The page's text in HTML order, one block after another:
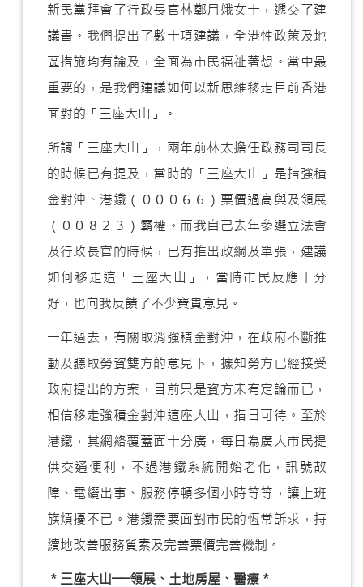
新民黨拜會了行政長官林鄭月娥女士，遞交了建
議書。我們提出了數十項建議，全港性政策及地
區措施均有論及，全面為市民福祉著想。當中最
重要的，是我們建議如何以新思維移走目前香港
面對的「三座大山」。
所謂「三座大山」，兩年前林太擔任政務司司長
的時候已有提及，當時的「三座大山」是指強積
金對沖、港鐵（０００６６）票價過高與及領展
（００８２３）霸權。而我自己去年參選立法會
及行政長官的時候，已有推出政綱及單張，建議
如何移走這「三座大山」，當時市民反應十分
好，也向我反饋了不少寶貴意見。
一年過去，有關取消強積金對沖，在政府不斷推
動及聽取勞資雙方的意見下，據知勞方已經接受
政府提出的方案，目前只是資方未有定論而已，
相信移走強積金對沖這座大山，指日可待。至於
港鐵，其網絡覆蓋面十分廣，每日為廣大市民提
供交通便利，不過港鐵系統開始老化，訊號故
障、電纜出事、服務停頓多個小時等等，讓上班
族煩擾不已。港鐵需要面對市民的恆常訴求，持
續地改善服務質素及完善票價完善機制。
＊三座大山──領展、土地房屋、醫療＊